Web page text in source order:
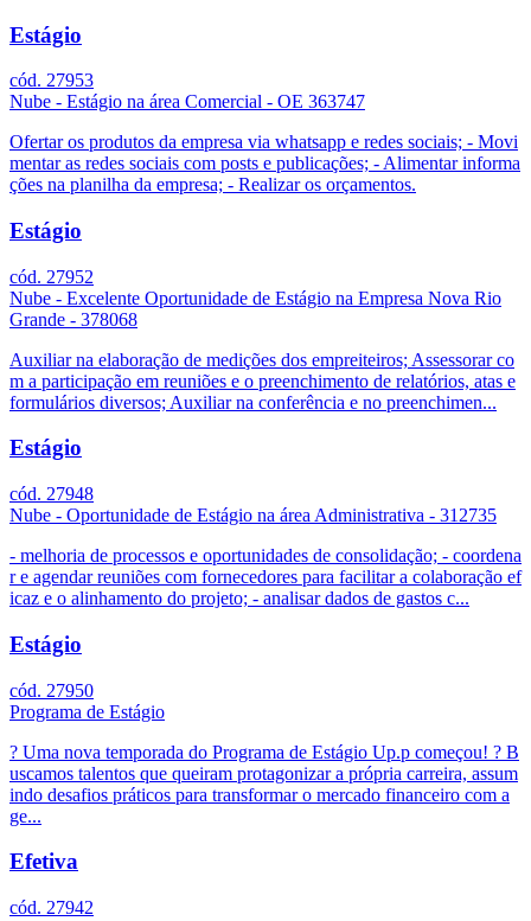
Estágio
cód. 27953
Nube - Estágio na área Comercial - OE 363747
Ofertar os produtos da empresa via whatsapp e redes sociais; - Movi
mentar as redes sociais com posts e publicações; - Alimentar informa
ções na planilha da empresa; - Realizar os orçamentos.
Estágio
cód. 27952
Nube - Excelente Oportunidade de Estágio na Empresa Nova Rio
Grande - 378068
Auxiliar na elaboração de medições dos empreiteiros; Assessorar co
m a participação em reuniões e o preenchimento de relatórios, atas e
formulários diversos; Auxiliar na conferência e no preenchimen...
Estágio
cód. 27948
Nube - Oportunidade de Estágio na área Administrativa - 312735
- melhoria de processos e oportunidades de consolidação; - coordena
r e agendar reuniões com fornecedores para facilitar a colaboração ef
icaz e o alinhamento do projeto; - analisar dados de gastos c...
Estágio
cód. 27950
Programa de Estágio
? Uma nova temporada do Programa de Estágio Up.p começou! ? B
uscamos talentos que queiram protagonizar a própria carreira, assum
indo desafios práticos para transformar o mercado financeiro com a
ge...
Efetiva
cód. 27942